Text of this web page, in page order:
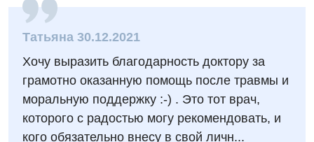
Дитяча хірургія
Педіатрія
Татьяна 30.12.2021
Хочу выразить благодарность доктору за
грамотно оказанную помощь после травмы и
моральную поддержку :-) . Это тот врач,
которого с радостью могу рекомендовать, и
кого обязательно внесу в свой личн...